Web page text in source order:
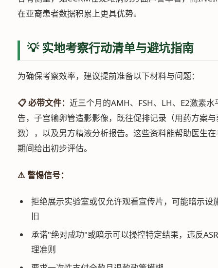
在亚裔患者数据积累上更具优势。
💡 实地考察行动清单与避坑指南
为确保考察效率，建议提前准备以下材料与问题：
📋 必带文件： 近三个月的AMH、FSH、LH、E2激素水
告，子宫输卵管造影影像，既往促排记录（用药方案
数），以及男方精液分析报告。这些资料能帮助医生
期间给出初步评估。
⚠️ 警惕信号：
拒绝展示实验室或仅允许观看宣传片，可能暗示设
旧
承诺"绝对成功"或暗示可以操控特定结果，违反
理准则